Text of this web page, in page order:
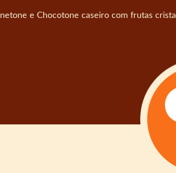
e Chocotone caseiro com frutas